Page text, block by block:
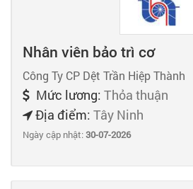
Nhân viên bảo trì cơ
Công Ty CP Dệt Trần Hiệp Thành
Mức lương: Thỏa thuận
Địa điểm: Tây Ninh
Ngày cập nhật:30-07-2026